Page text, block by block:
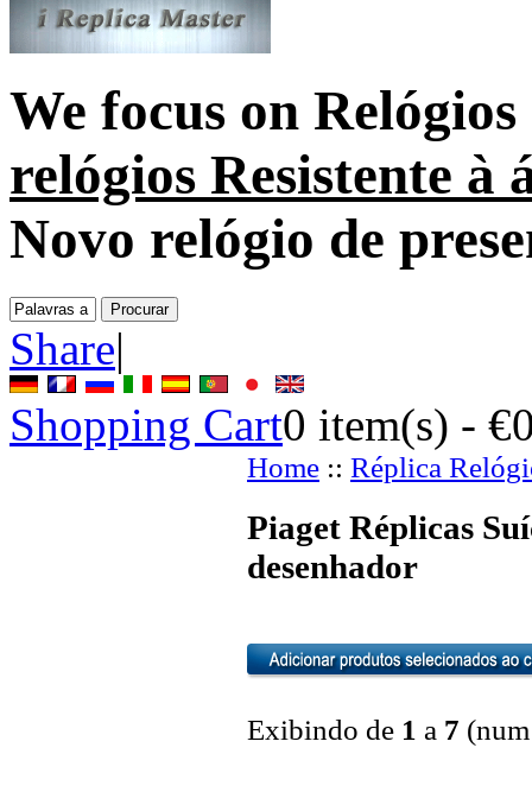
We focus on Relógios
relógios Resistente à
Novo relógio de
Share|
Shopping Cart0 item(s) -
Home :: Réplica
Piaget Réplicas
desenhador
Exibindo de 1 a 7